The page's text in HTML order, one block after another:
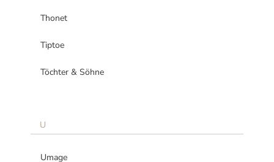
Thonet
Tiptoe
Töchter & Söhne
U
Umage